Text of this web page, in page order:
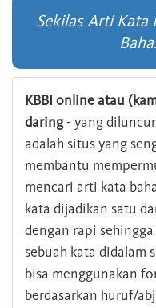
Sekilas Arti Kata
KBBI online atau
daring- yang
adalah situs yang
membantu
mencari arti kata
kata dijadikan satu
dengan rapi
sebuah kata didalam
bisa menggunakan
berdasarkan huruf/